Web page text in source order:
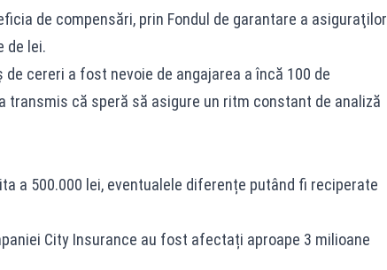
de compensări, prin Fondul de garantare a asiguraţilor
de lei.
cereri a fost nevoie de angajarea a încă 100 de
transmis că speră să asigure un ritm constant de analiză
a 500.000 lei, eventualele diferențe putând fi reciperate
City Insurance au fost afectați aproape 3 milioane